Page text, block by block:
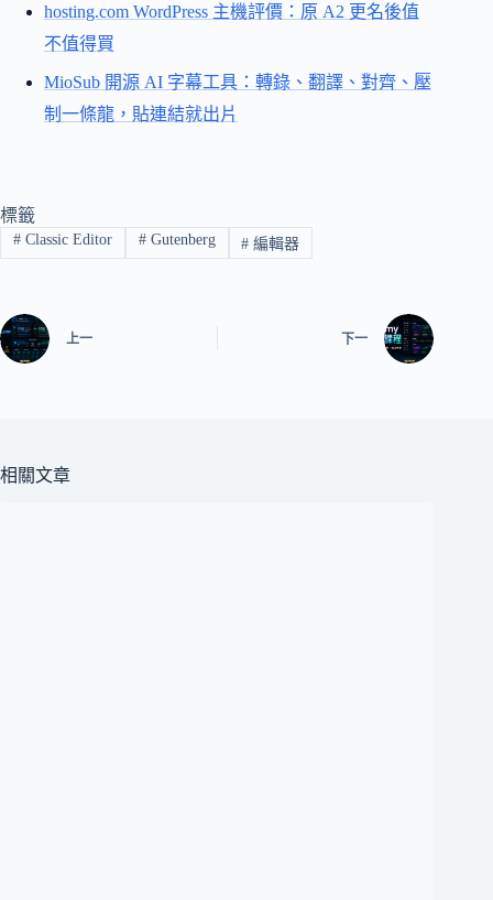
hosting.com WordPress 主機評價：原 A2 更名後值
不值得買
MioSub 開源 AI 字幕工具：轉錄、翻譯、對齊、壓
制一條龍，貼連結就出片
標籤
#Classic Editor #Gutenberg # 編輯器
上一 下一
相關文章